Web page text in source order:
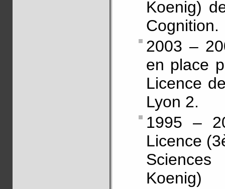
Koenig)
Cognition.
2003 –
en place
Licence
Lyon 2.
1995 –
Licence
Koenig)